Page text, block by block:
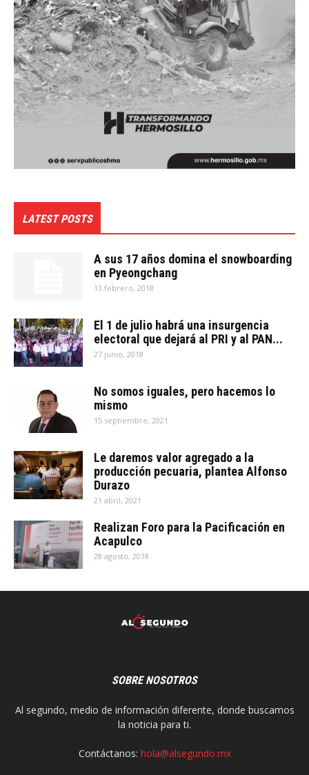
LATEST POSTS
A sus 17 años domina el snowboarding
en Pyeongchang
13 febrero, 2018
El 1 de julio habrá una insurgencia
electoral que dejará al PRI y al PAN...
27 junio, 2018
No somos iguales, pero hacemos lo
mismo
15 septiembre, 2021
Le daremos valor agregado a la
producción pecuaria, plantea Alfonso
Durazo
21 abril, 2021
Realizan Foro para la Pacificación en
Acapulco
28 agosto, 2018
SOBRE NOSOTROS
Al segundo, medio de información diferente, donde buscamos
la noticia para ti.
Contáctanos: hola@alsegundo.mx